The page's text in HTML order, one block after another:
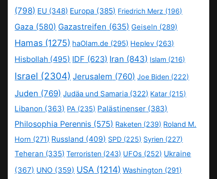
(798) EU (348) Europa (385) Friedrich Merz (196)
Gaza (580) Gazastreifen (635) Geiseln (289)
Hamas (1275) haOlam.de (295) Heplev (263)
Hisbollah (495) IDF (623) Iran (843) Islam (216)
Israel (2304) Jerusalem (760) Joe Biden (222)
Juden (769) Judäa und Samaria (322) Katar (215)
Libanon (363) PA (235) Palästinenser (383)
Philosophia Perennis (575) Raketen (239) Roland M.
Horn (271) Russland (409) SPD (225) Syrien (227)
Teheran (335) Terroristen (243) UFOs (252) Ukraine
(367) UNO (359) USA (1214) Washington (291)